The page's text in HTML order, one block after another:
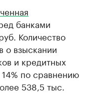
банками
Количество
о взыскании
и кредитных
по сравнению
538,5 тыс.